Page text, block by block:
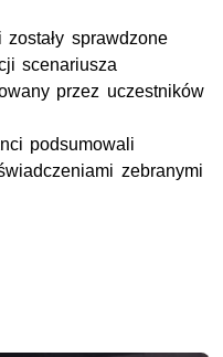
sprawdzone
scenariusza
przez uczestników
podsumowali
zebranymi